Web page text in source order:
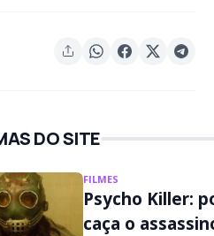
DO SITE
FILMES
Psycho Killer:
caça o